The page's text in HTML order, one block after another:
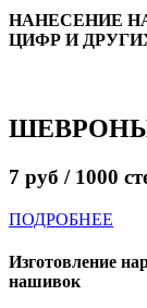
НАНЕСЕНИЕ
ЦИФР И
7 руб / 1000
ПОДРОБНЕЕ
Изготовление
нашивок